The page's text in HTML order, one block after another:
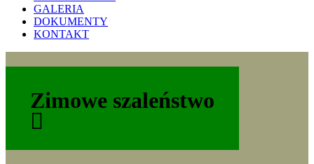
GALERIA
DOKUMENTY
KONTAKT
Zimowe szaleństwo